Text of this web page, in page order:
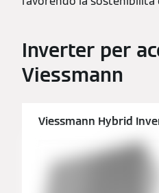
Inverter per
Viessmann
Viessmann Hybrid